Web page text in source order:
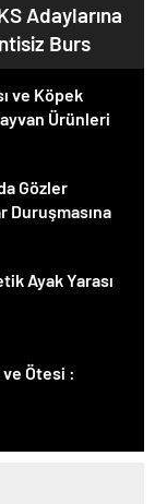
Adaylarına
Burs
ve Köpek
Ürünleri
Gözler
Duruşmasına
Ayak Yarası
ve Ötesi :